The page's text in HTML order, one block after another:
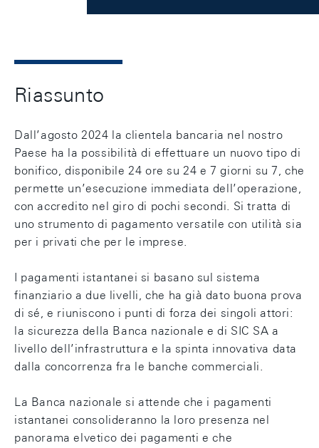
Riassunto
Dall’agosto 2024 la clientela bancaria nel nostro
Paese ha la possibilità di effettuare un nuovo tipo di
bonifico, disponibile 24 ore su 24 e 7 giorni su 7, che
permette un’esecuzione immediata dell’operazione,
con accredito nel giro di pochi secondi. Si tratta di
uno strumento di pagamento versatile con utilità sia
per i privati che per le imprese.
I pagamenti istantanei si basano sul sistema
finanziario a due livelli, che ha già dato buona prova
di sé, e riuniscono i punti di forza dei singoli attori:
la sicurezza della Banca nazionale e di SIC SA a
livello dell’infrastruttura e la spinta innovativa data
dalla concorrenza fra le banche commerciali.
La Banca nazionale si attende che i pagamenti
istantanei consolideranno la loro presenza nel
panorama elvetico dei pagamenti e che